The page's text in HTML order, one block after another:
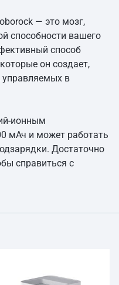
— это мозг,
способности вашего
способ
он создает,
управляемых в
ионным
мАч и может работать
Достаточно
справиться с